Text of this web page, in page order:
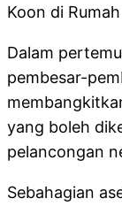
Koon di
Dalam
pembesar-
yang boleh
pelancongan
Sebahagian